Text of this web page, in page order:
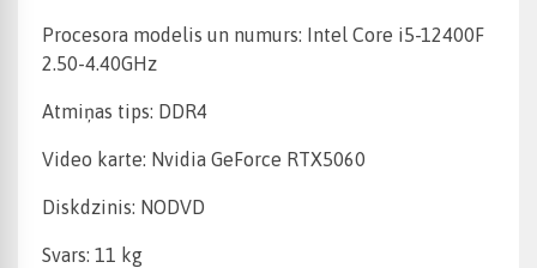
Procesora modelis un numurs: Intel Core i5-12400F
2.50-4.40GHz
Atmiņas tips: DDR4
Video karte: Nvidia GeForce RTX5060
Diskdzinis: NODVD
Svars: 11 kg